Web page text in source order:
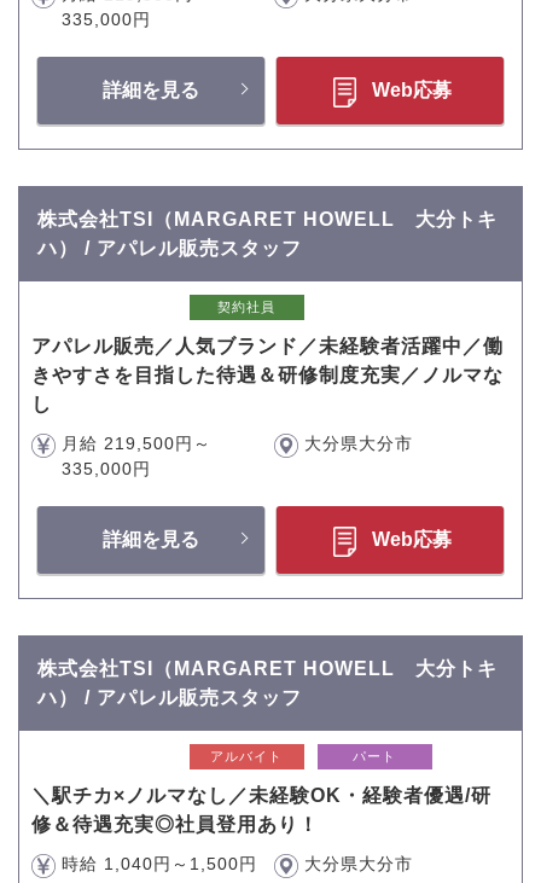
335,000円
詳細を見る Web応募
株式会社TSI（MARGARET HOWELL 大分トキ
ハ） / アパレル販売スタッフ
契約社員
アパレル販売／人気ブランド／未経験者活躍中／働
きやすさを目指した待遇＆研修制度充実／ノルマな
し
月給 219,500円～
335,000円
大分県大分市
詳細を見る Web応募
株式会社TSI（MARGARET HOWELL 大分トキ
ハ） / アパレル販売スタッフ
アルバイト パート
＼駅チカ×ノルマなし／未経験OK・経験者優遇/研
修＆待遇充実◎社員登用あり！
時給 1,040円～1,500円 大分県大分市